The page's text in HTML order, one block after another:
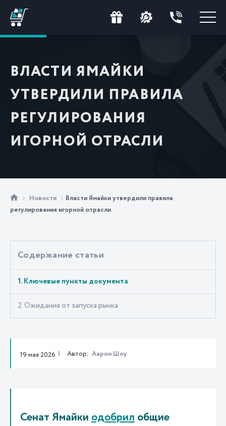
ВЛАСТИ ЯМАЙКИ
УТВЕРДИЛИ ПРАВИЛА
РЕГУЛИРОВАНИЯ
ИГОРНОЙ ОТРАСЛИ
Новости
Власти Ямайки утвердили правила
регулирования игорной отрасли
Содержание статьи
1. Ключевые пункты документа
2. Ожидания от запуска рынка
19 мая 2026 Автор: Аарон Шоу
Сенат Ямайкиодобрилобщие